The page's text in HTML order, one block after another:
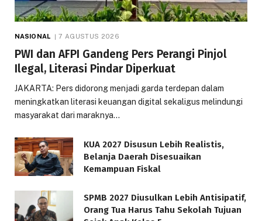
NASIONAL 7 AGUSTUS 2026
PWI dan AFPI Gandeng Pers Perangi Pinjol
Ilegal, Literasi Pindar Diperkuat
JAKARTA: Pers didorong menjadi garda terdepan dalam
meningkatkan literasi keuangan digital sekaligus melindungi
masyarakat dari maraknya…
KUA 2027 Disusun Lebih Realistis,
Belanja Daerah Disesuaikan
Kemampuan Fiskal
SPMB 2027 Diusulkan Lebih Antisipatif,
Orang Tua Harus Tahu Sekolah Tujuan